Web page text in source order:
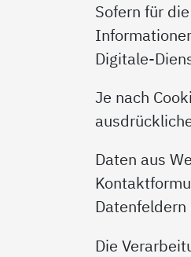
Sofern für
Digitale-
Je nach
Daten aus
Datenfeldern
Die